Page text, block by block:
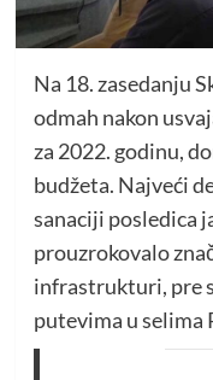
Na 18. zasedanju
odmah nakon
za 2022. godinu,
budžeta. Najveći
sanaciji posledica
prouzrokovalo
infrastrukturi, pre
putevima u selima